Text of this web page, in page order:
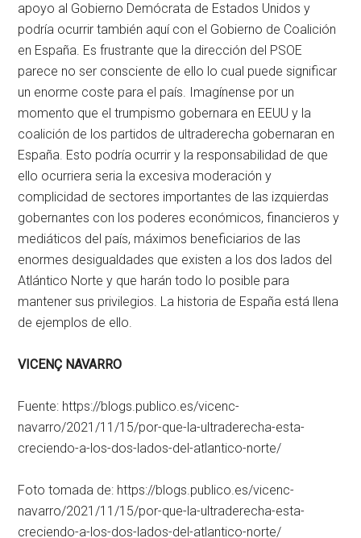
apoyo al Gobierno Demócrata de Estados Unidos y
podría ocurrir también aquí con el Gobierno de Coalición
en España. Es frustrante que la dirección del PSOE
parece no ser consciente de ello lo cual puede significar
un enorme coste para el país. Imagínense por un
momento que el trumpismo gobernara en EEUU y la
coalición de los partidos de ultraderecha gobernaran en
España. Esto podría ocurrir y la responsabilidad de que
ello ocurriera seria la excesiva moderación y
complicidad de sectores importantes de las izquierdas
gobernantes con los poderes económicos, financieros y
mediáticos del país, máximos beneficiarios de las
enormes desigualdades que existen a los dos lados del
Atlántico Norte y que harán todo lo posible para
mantener sus privilegios. La historia de España está llena
de ejemplos de ello.
VICENÇ NAVARRO
Fuente: https://blogs.publico.es/vicenc-
navarro/2021/11/15/por-que-la-ultraderecha-esta-
creciendo-a-los-dos-lados-del-atlantico-norte/
Foto tomada de: https://blogs.publico.es/vicenc-
navarro/2021/11/15/por-que-la-ultraderecha-esta-
creciendo-a-los-dos-lados-del-atlantico-norte/